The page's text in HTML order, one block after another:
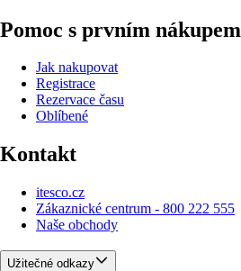
Pomoc s prvním nákupem
Jak nakupovat
Registrace
Rezervace času
Oblíbené
Kontakt
itesco.cz
Zákaznické centrum - 800 222 555
Naše obchody
Užitečné odkazy